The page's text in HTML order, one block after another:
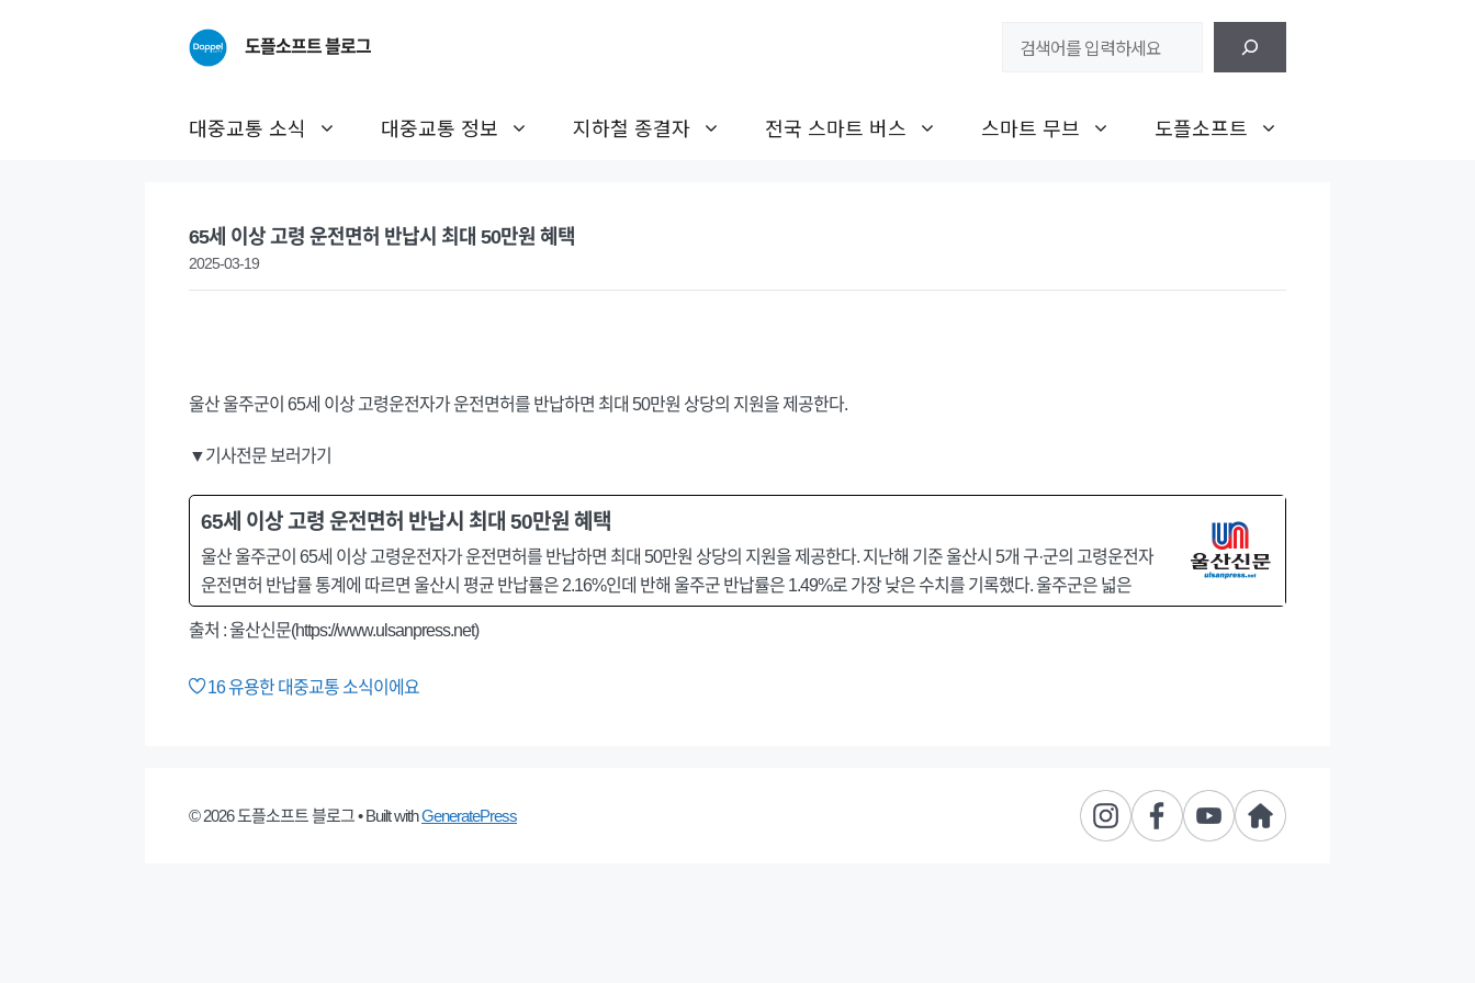
도플소프트 블로그
대중교통 소식 대중교통 정보 지하철 종결자 전국 스마트 버스 스마트 무브 도플소프트
65세 이상 고령 운전면허 반납시 최대 50만원 혜택
2025-03-19
울산 울주군이 65세 이상 고령운전자가 운전면허를 반납하면 최대 50만원 상당의 지원을 제공한다.
▼기사전문 보러가기
65세 이상 고령 운전면허 반납시 최대 50만원 혜택
울산 울주군이 65세 이상 고령운전자가 운전면허를 반납하면 최대 50만원 상당의 지원을 제공한다. 지난해 기준 울산시 5개 구·군의 고령운전자
운전면허 반납률 통계에 따르면 울산시 평균 반납률은 2.16%인데 반해 울주군 반납률은 1.49%로 가장 낮은 수치를 기록했다. 울주군은 넓은
출처 : 울산신문(https://www.ulsanpress.net)
16유용한 대중교통 소식이에요
© 2026 도플소프트 블로그• Built withGeneratePress